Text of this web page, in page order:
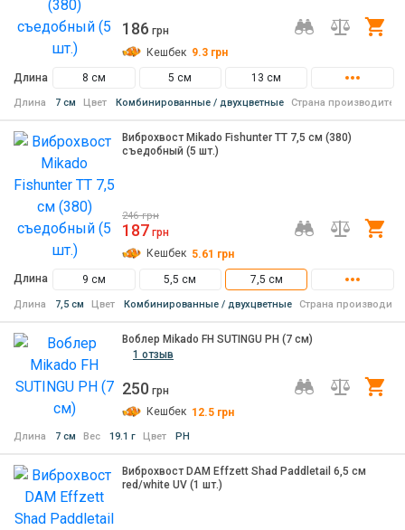
186 грн
Кешбек 9.3 грн
Длина
8 см 5 см 13 см
Длина 7 см Цвет Комбинированные / двухцветные Страна производитель
Виброхвост Mikado Fishunter TT 7,5 см (380)
съедобный (5 шт.)
246 грн
187 грн
Кешбек 5.61 грн
Длина
9 см 5,5 см 7,5 см
Длина 7,5 см Цвет Комбинированные / двухцветные Страна
1 отзыв
Воблер Mikado FH SUTINGU PH (7 см)
250 грн
Кешбек 12.5 грн
Длина 7 см Вес 19.1 г Цвет PH
Виброхвост DAM Effzett Shad Paddletail 6,5 см
red/white UV (1 шт.)